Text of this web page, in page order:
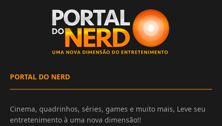
PORTAL DO NERD
Cinema, quadrinhos, séries, games e muito mais, Leve seu
entretenimento à uma nova dimensão!!